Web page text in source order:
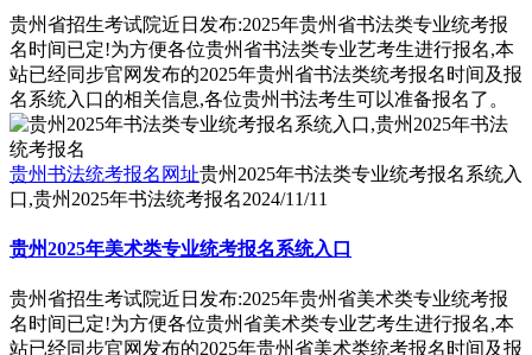
贵州省招生考试院近日发布:2025年贵州省书法类专业统考报
名时间已定!为方便各位贵州省书法类专业艺考生进行报名,本
站已经同步官网发布的2025年贵州省书法类统考报名时间及报
名系统入口的相关信息,各位贵州书法考生可以准备报名了。
贵州书法统考报名网址贵州2025年书法类专业统考报名系统入
口,贵州2025年书法统考报名2024/11/11
贵州2025年美术类专业统考报名系统入口
贵州省招生考试院近日发布:2025年贵州省美术类专业统考报
名时间已定!为方便各位贵州省美术类专业艺考生进行报名,本
站已经同步官网发布的2025年贵州省美术类统考报名时间及报